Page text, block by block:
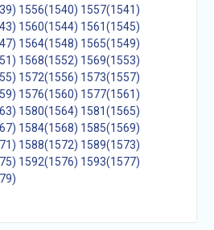
1556(1540) 1557(1541)
1560(1544) 1561(1545)
1564(1548) 1565(1549)
1568(1552) 1569(1553)
1572(1556) 1573(1557)
1576(1560) 1577(1561)
1580(1564) 1581(1565)
1584(1568) 1585(1569)
1588(1572) 1589(1573)
1592(1576) 1593(1577)